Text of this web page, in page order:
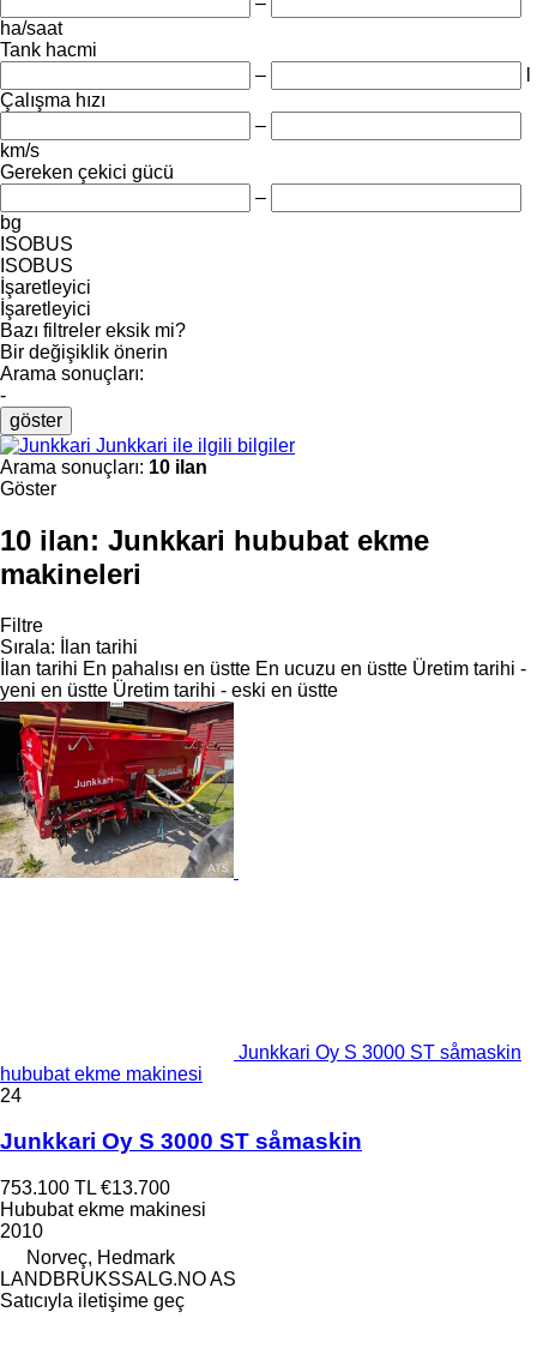
ha/saat
Tank hacmi
–
Çalışma hızı
–
km/s
Gereken çekici gücü
–
bg
ISOBUS
ISOBUS
İşaretleyici
İşaretleyici
Bazı filtreler eksik mi?
Bir değişiklik önerin
Arama sonuçları:
-
göster
Junkkari ile ilgili bilgiler
Arama sonuçları: 10 ilan
Göster
10 ilan: Junkkari hububat ekme
makineleri
Filtre
Sırala:
İlan tarihi
İlan tarihi En pahalısı en üstte En ucuzu en üstte Üretim tarihi -
yeni en üstte Üretim tarihi - eski en üstte
Junkkari Oy S 3000 ST såmaskin
hububat ekme makinesi
24
Junkkari Oy S 3000 ST såmaskin
753.100 TL €13.700
Hububat ekme makinesi
2010
Norveç, Hedmark
LANDBRUKSSALG.NO AS
Satıcıyla iletişime geç